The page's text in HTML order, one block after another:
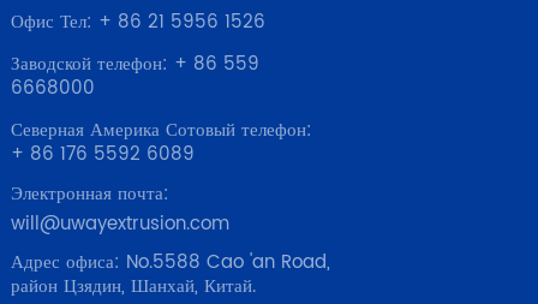
Офис Тел: + 86 21 5956 1526
Заводской телефон: + 86 559
6668000
Северная Америка Сотовый телефон:
+ 86 176 5592 6089
Электронная почта:
will@uwayextrusion.com
Адрес офиса: No.5588 Cao 'an Road,
район Цзядин, Шанхай, Китай.